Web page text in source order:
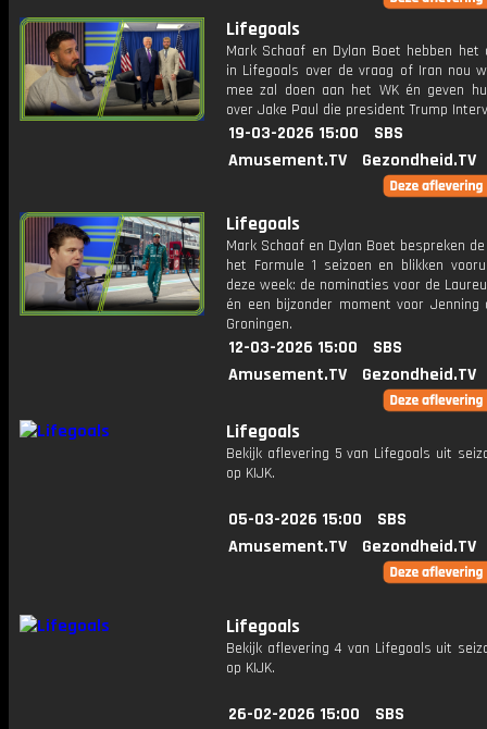
Lifegoals
Mark Schaaf en Dylan Boet hebben het
in Lifegoals over de vraag of Iran nou
mee zal doen aan het WK én geven
over Jake Paul die president Trump
19-03-2026 15:00
SBS
Amusement.TV
Gezondheid.TV
Lifegoals
Mark Schaaf en Dylan Boet bespreken
het Formule 1 seizoen en blikken
deze week: de nominaties voor de
én een bijzonder moment voor Jenning
Groningen.
12-03-2026 15:00
SBS
Amusement.TV
Gezondheid.TV
Lifegoals
Bekijk aflevering 5 van Lifegoals uit
op KIJK.
05-03-2026 15:00
SBS
Amusement.TV
Gezondheid.TV
Lifegoals
Bekijk aflevering 4 van Lifegoals uit
op KIJK.
26-02-2026 15:00
SBS